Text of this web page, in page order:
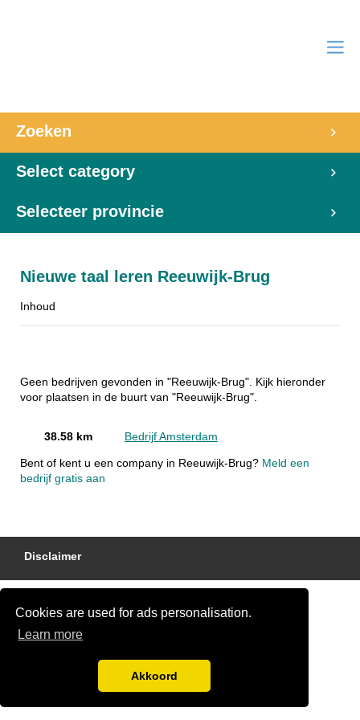
Cookies are used for ads personalisation.
Learn more
Akkoord
Zoeken
Select category
Selecteer provincie
Nieuwe taal leren Reeuwijk-Brug
Inhoud
Geen bedrijven gevonden in "Reeuwijk-Brug". Kijk hieronder
voor plaatsen in de buurt van "Reeuwijk-Brug".
38.58 km Bedrijf Amsterdam
Bent of kent u een company in Reeuwijk-Brug? Meld een
bedrijf gratis aan
Disclaimer